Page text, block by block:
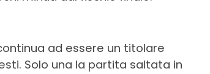
ad essere un titolare
Solo una la partita saltata in